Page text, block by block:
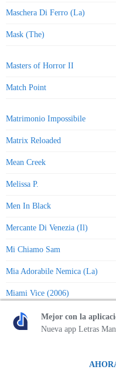
Maschera Di Ferro (La)
Mask (The)
Masters of Horror II
Match Point
Matrimonio Impossibile
Matrix Reloaded
Mean Creek
Melissa P.
Men In Black
Mercante Di Venezia (Il)
Mi Chiamo Sam
Mia Adorabile Nemica (La)
Miami Vice (2006)
Michael CollinsMejor con la
Nueva app Letras